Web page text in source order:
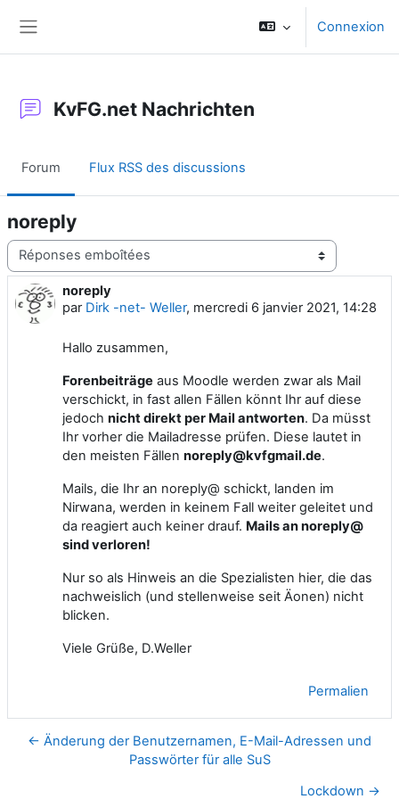
Connexion
KvFG.net Nachrichten
Forum Flux RSS des discussions
noreply
Type d’affichage
noreply
par Dirk -net- Weller, mercredi 6 janvier 2021, 14:28
Nombre de réponses : 0
Hallo zusammen,
Forenbeiträge aus Moodle werden zwar als Mail
verschickt, in fast allen Fällen könnt Ihr auf diese
jedoch nicht direkt per Mail antworten. Da müsst
Ihr vorher die Mailadresse prüfen. Diese lautet in
den meisten Fällen noreply@kvfgmail.de.
Mails, die Ihr an noreply@ schickt, landen im
Nirwana, werden in keinem Fall weiter geleitet und
da reagiert auch keiner drauf. Mails an noreply@
sind verloren!
Nur so als Hinweis an die Spezialisten hier, die das
nachweislich (und stellenweise seit Äonen) nicht
blicken.
Viele Grüße, D.Weller
Permalien
← Änderung der Benutzernamen, E-Mail-Adressen und
Passwörter für alle SuS
Lockdown →